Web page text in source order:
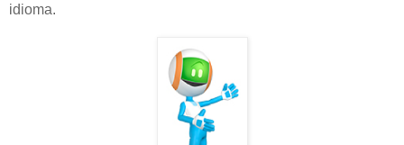
idioma.